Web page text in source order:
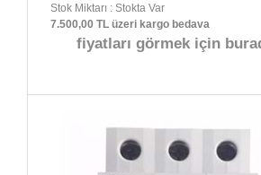
Stok Miktarı : Stokta Var
7.500,00 TL üzeri kargo bedava
fiyatları görmek için